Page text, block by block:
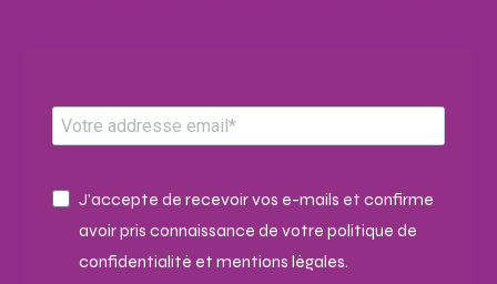
J'accepte de recevoir vos e-mails et confirme
avoir pris connaissance de votre politique de
confidentialité et mentions légales.